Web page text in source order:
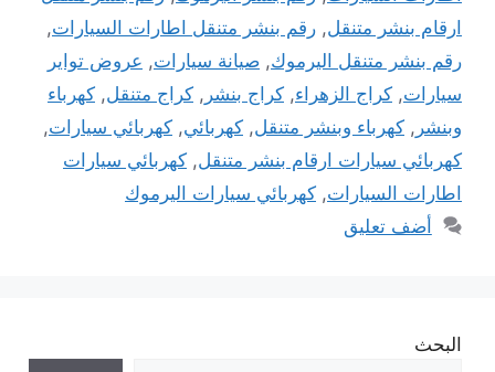
ارقام بنشر متنقل, رقم بنشر متنقل اطارات السيارات,
رقم بنشر متنقل اليرموك, صيانة سيارات, عروض تواير
سيارات, كراج الزهراء, كراج بنشر , كراج متنقل, كهرباء
وبنشر , كهرباء وبنشر متنقل, كهربائي, كهربائي سيارات,
كهربائي سيارات ارقام بنشر متنقل, كهربائي سيارات
اطارات السيارات, كهربائي سيارات اليرموك
أضف تعليق
البحث